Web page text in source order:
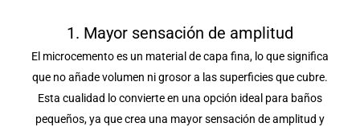
1. Mayor sensación de amplitud
El microcemento es un material de capa fina, lo que significa
que no añade volumen ni grosor a las superficies que cubre.
Esta cualidad lo convierte en una opción ideal para baños
pequeños, ya que crea una mayor sensación de amplitud y